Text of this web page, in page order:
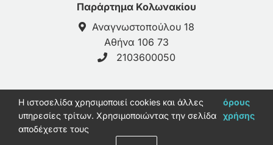
Παράρτημα Κολωνακίου
Αναγνωστοπούλου 18
Αθήνα 106 73
2103600050
© 2026 - galinos-psy.gr |Πολιτική Απορρήτου
Ανάπτυξη Παύλος Καφρίτσας
H ιστοσελίδα χρησιμοποιεί cookies και άλλες
υπηρεσίες τρίτων. Χρησιμοποιώντας την σελίδα
αποδέχεστε τους
όρους
χρήσης